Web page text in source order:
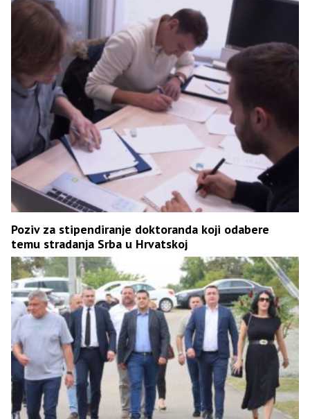
Poziv za stipendiranje doktoranda koji odabere
temu stradanja Srba u Hrvatskoj